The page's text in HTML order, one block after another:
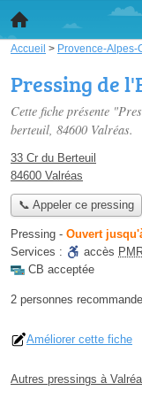
Accueil > Provence-Alpes-
Pressing de
Cette fiche présente
berteuil, 84600 Valréas.
33 Cr du Berteuil
84600 Valréas
📞 Appeler ce pressing
Pressing - Ouvert
Services :
accès
CB acceptée
2 personnes
Améliorer cette fiche
Autres pressings à